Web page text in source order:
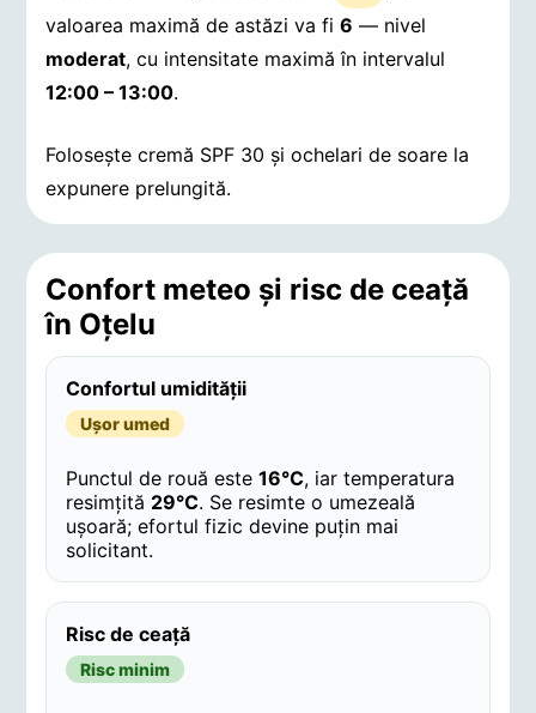
valoarea maximă de astăzi va fi6 — nivel
moderat, cu intensitate maximă în intervalul
12:00 – 13:00.
Folosește cremă SPF 30 și ochelari de soare la
expunere prelungită.
Confort meteo și risc de ceață
în Oţelu
Confortul umidității
Ușor umed
Punctul de rouă este16°C, iar temperatura
resimțită 29°C. Se resimte o umezeală
ușoară; efortul fizic devine puțin mai
solicitant.
Risc de ceață
Risc minim